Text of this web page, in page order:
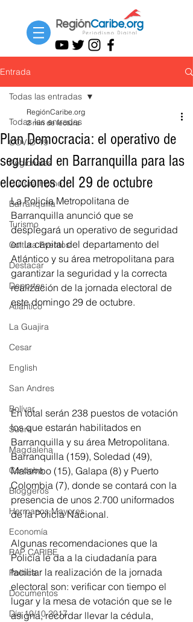
Entrada
Todas las entradas
COVID-19
Regionales
Cultura Home
Barranquilla
Turismo
Cultura Eventos
Destacar
Deportes
Atlántico
La Guajira
Cesar
English
San Andres
Bolívar
Sucre
Magdalena
Córdoba
Bloggeros
Hermanos Mayores
Economía
RAP CARIBE
Política
Documentos
Día 10/10 2017
Todas las entradas
Plan Democracia: el operativo de
seguridad en Barranquilla para las
elecciones del 29 de octubre
RegiónCaribe.org
2 min de lectura
La Policía Metropolitana de
Barranquilla anunció que se
desplegará un operativo de seguridad
en la capital del departamento del
Atlántico y su área metropolitana para
garantizar la seguridad y la correcta
realización de la jornada electoral de
este domingo 29 de octubre.
En total serán 238 puestos de votación
los que estarán habilitados en
Barranquilla y su área Metropolitana.
Barranquilla (159), Soledad (49),
Malambo (15), Galapa (8) y Puerto
Colombia (7), donde se contará con la
presencia de unos 2.700 uniformados
de la Policía Nacional.
Algunas recomendaciones que la
Policía le da a la ciudadanía para
facilitar la realización de la jornada
electoral son: verificar con tiempo el
lugar y la mesa de votación que se le
asigna, recordar llevar la cédula,